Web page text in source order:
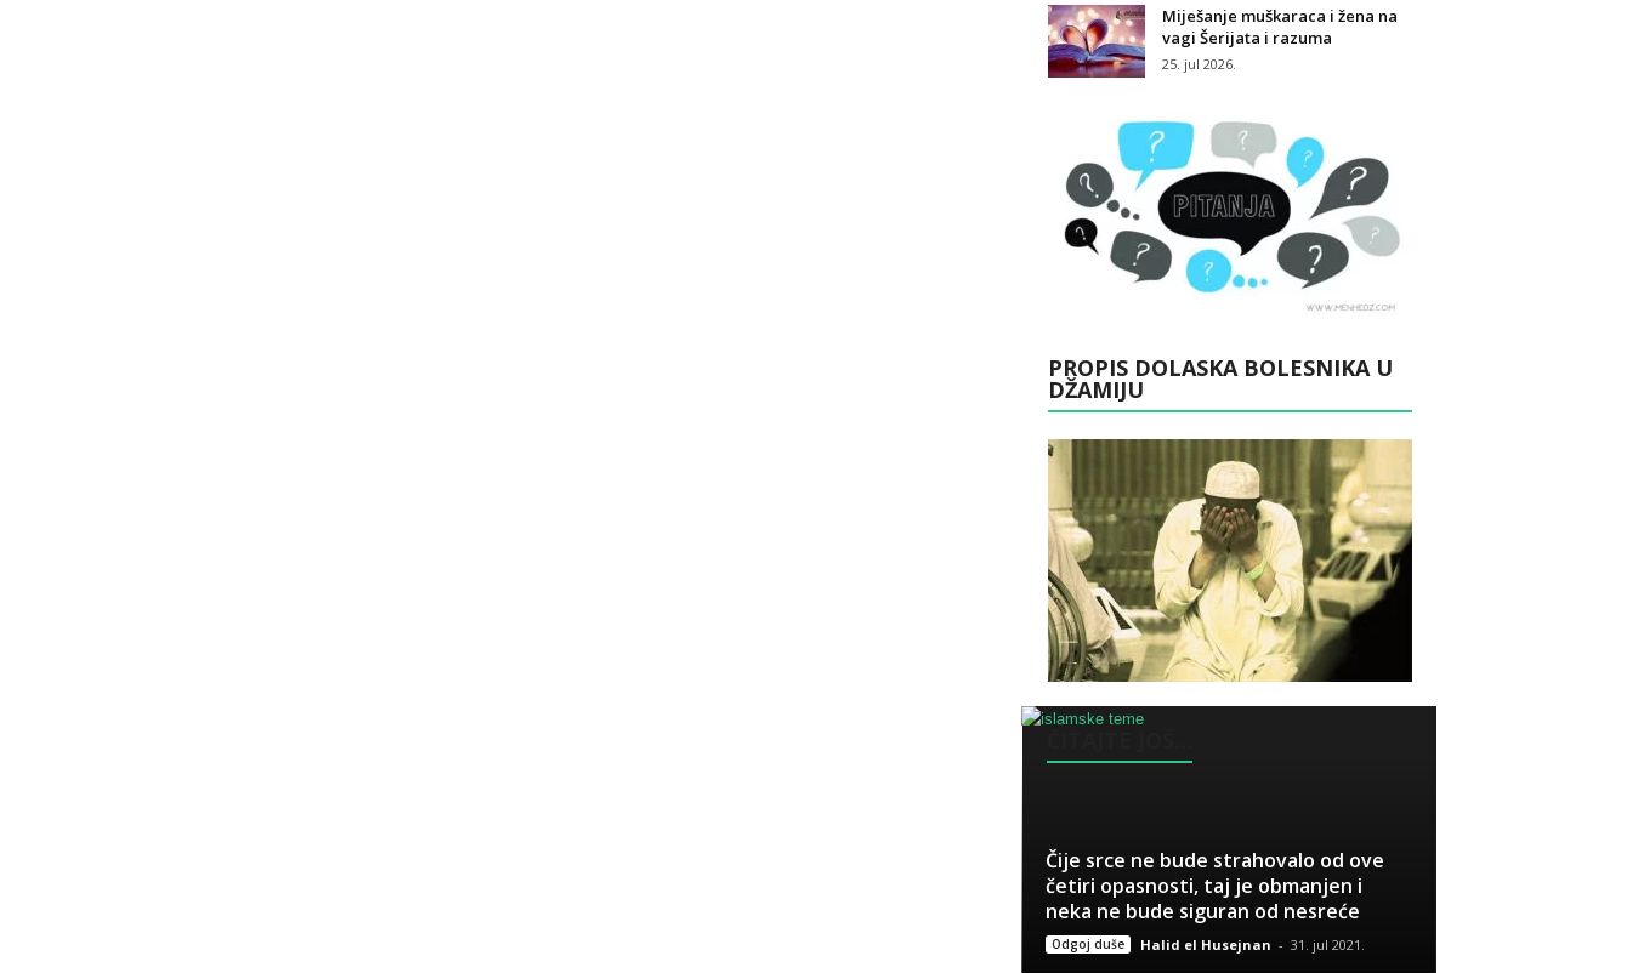
Miješanje muškaraca i žena na
vagi Šerijata i razuma
25. jul 2026.
PROPIS DOLASKA BOLESNIKA U
DŽAMIJU
Čije srce ne bude strahovalo od ove
četiri opasnosti, taj je obmanjen i
neka ne bude siguran od nesreće
Odgoj duše Halid el Husejnan - 31. jul 2021.